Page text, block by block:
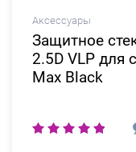
Аксессуары
Защитное
2.5D VLP для
Max Black